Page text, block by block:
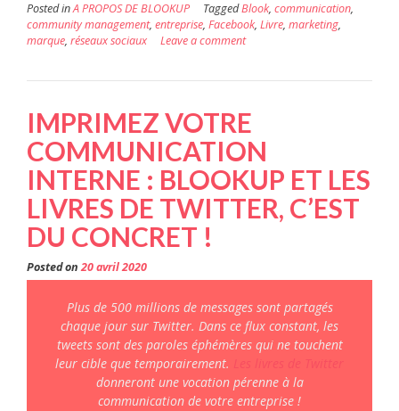
Posted inA PROPOS DE BLOOKUP TaggedBlook, communication,
community management, entreprise, Facebook, Livre, marketing,
marque, réseaux sociaux Leave a comment
IMPRIMEZ VOTRE
COMMUNICATION
INTERNE : BLOOKUP ET LES
LIVRES DE TWITTER, C’EST
DU CONCRET !
Posted on20 avril 2020
Plus de 500 millions de messages sont partagés
chaque jour sur Twitter. Dans ce flux constant, les
tweets sont des paroles éphémères qui ne touchent
leur cible que temporairement.
donneront une vocation pérenne à la
communication de votre entreprise !